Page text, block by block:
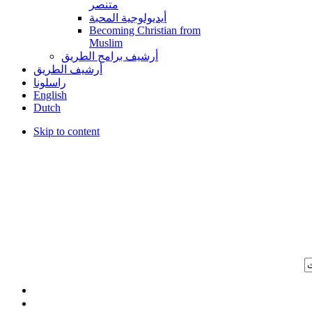
متنصر
أيديولوجية المحبة
Becoming Christian from
Muslim
أرشيف برامج الطريق
أرشيف الطريق
راسلونا
English
Dutch
Skip to content